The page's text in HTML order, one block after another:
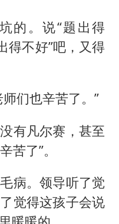
的。说“题出得
得不好”吧，又得
们也辛苦了。”
有凡尔赛，甚至
苦了”。
病。领导听了觉
觉得这孩子会说